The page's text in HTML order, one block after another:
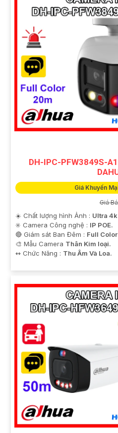
camera Dahua giá rẻ, bạn
website thương mại điện tử
Hy vọng rằng những thông
lựa được Camera Dahua
lượng. Nếu bạn có thêm câu
đừng ngần ngại để lại Cung
DH-IPC-PFW3849S-
Giá Khuyến
Giá
☀️ Chất lượng hình Ảnh : Ultra 4k
✳️ Camera Công nghệ : IP POE.
🔴 Giám sát Ban Đêm : Full
🎨 Mẫu Camera Thân Kim loại.
️↭ Chức Năng : Thu Âm Và Loa.